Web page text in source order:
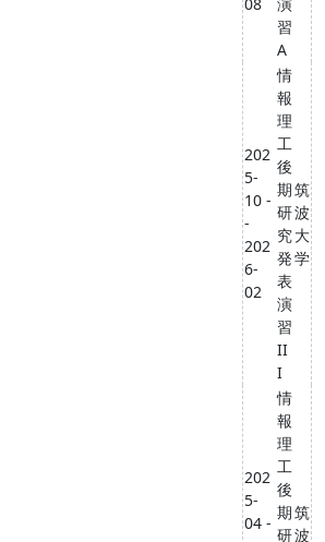
習
A
202
5-
10 -
-
202
6-
02
情
報
理
工
後
期
研
究
発
表
演
習
II
I
筑
波
大
学
202
5-
04 -
情
報
理
工
後
期
研
筑
波